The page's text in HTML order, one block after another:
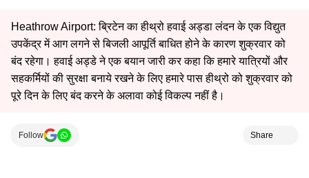
Heathrow Airport: ब्रिटेन का हीथ्रो हवाई अड्डा लंदन के एक विद्युत
उपकेंद्र में आग लगने से बिजली आपूर्ति बाधित होने के कारण शुक्रवार को
बंद रहेगा। हवाई अड्डे ने एक बयान जारी कर कहा कि हमारे यात्रियों और
सहकर्मियों की सुरक्षा बनाये रखने के लिए हमारे पास हीथ्रो को शुक्रवार को
पूरे दिन के लिए बंद करने के अलावा कोई विकल्प नहीं है।
Follow Share